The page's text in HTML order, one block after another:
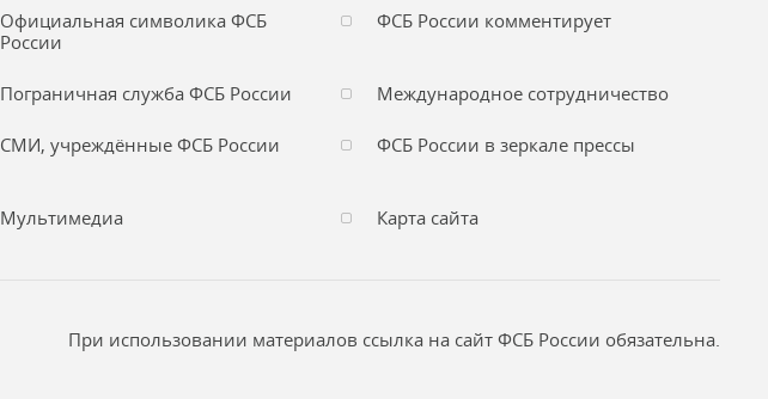
Официальная символика ФСБ
России
ФСБ России комментирует
Пограничная служба ФСБ России Международное сотрудничество
СМИ, учреждённые ФСБ России ФСБ России в зеркале прессы
Мультимедиа Карта сайта
При использовании материалов ссылка на сайт ФСБ России обязательна.